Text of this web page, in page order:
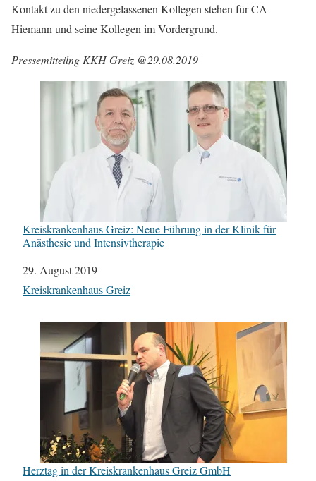
Kontakt zu den niedergelassenen Kollegen stehen für CA
Hiemann und seine Kollegen im Vordergrund.
Pressemitteilng KKH Greiz @29.08.2019
Kreiskrankenhaus Greiz: Neue Führung in der Klinik für
Anästhesie und Intensivtherapie
Datum
29. August 2019
In Bezug auf
Kreiskrankenhaus Greiz
Herztag in der Kreiskrankenhaus Greiz GmbH